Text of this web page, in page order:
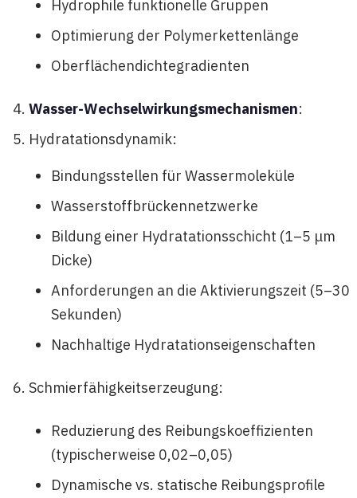
Hydrophile funktionelle Gruppen
Optimierung der Polymerkettenlänge
Oberflächendichtegradienten
Wasser-Wechselwirkungsmechanismen:
Hydratationsdynamik:
Bindungsstellen für Wassermoleküle
Wasserstoffbrückennetzwerke
Bildung einer Hydratationsschicht (1–5 μm
Dicke)
Anforderungen an die Aktivierungszeit (5–30
Sekunden)
Nachhaltige Hydratationseigenschaften
Schmierfähigkeitserzeugung:
Reduzierung des Reibungskoeffizienten
(typischerweise 0,02–0,05)
Dynamische vs. statische Reibungsprofile